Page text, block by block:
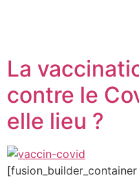
La
contre le
elle lieu ?